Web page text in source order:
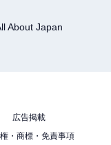
About Japan
広告掲載
・商標・免責事項